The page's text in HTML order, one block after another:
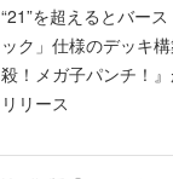
リリース
Kindle版『ファイナル
ビビとおじいちゃん
の「660円」となる